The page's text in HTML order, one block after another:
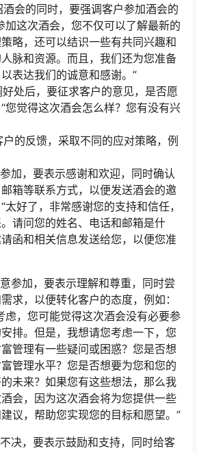
会的同时，要强调客户参加酒会的
加这次酒会，您不仅可以了解最新的
略，还可以结识一些有共同兴趣和
脉和资源。而且，我们还为您准备
表达我们的诚意和感谢。”
处后，要征求客户的意见，是否愿
您觉得这次酒会怎么样？您有没有兴
的反馈，采取不同的应对策略，例
加，要表示感谢和欢迎，同时确认
箱等联系方式，以便发送酒会的邀
好了，非常感谢您的支持和信任，
请问您的姓名、电话和邮箱是什
函和相关信息发送给您，以便您准
参加，要表示理解和尊重，同时尝
求，以便转化客户的态度，例如：
虑，您可能觉得这次酒会没有必要参
排。但是，我想请您考虑一下，您
管理有一些疑问或困惑？您是否想
管理水平？您是否想要为您和您的
未来？如果您有这些想法，那么我
会，因为这次酒会将为您提供一些
议，帮助您实现您的目标和愿望。”
决，要表示鼓励和支持，同时给客